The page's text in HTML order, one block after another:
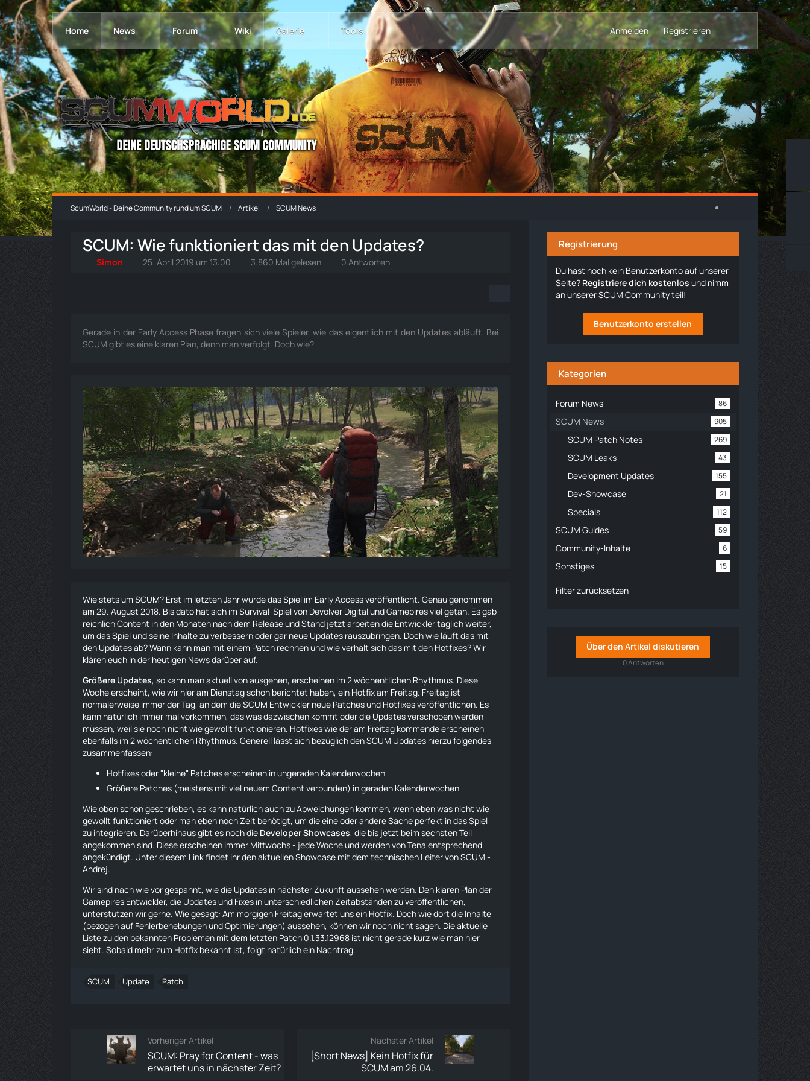
Home News Forum Wiki Galerie Tools Anmelden Registrieren
ScumWorld - Deine Community rund um SCUM Artikel SCUM News
SCUM: Wie funktioniert das mit den Updates?
Simon 25. April 2019 um 13:00 3.860 Mal gelesen 0 Antworten
Gerade in der Early Access Phase fragen sich viele Spieler, wie das eigentlich mit den Updates abläuft. Bei
SCUM gibt es eine klaren Plan, denn man verfolgt. Doch wie?
Wie stets um SCUM? Erst im letzten Jahr wurde das Spiel im Early Access veröffentlicht. Genau genommen
am 29. August 2018. Bis dato hat sich imSurvival-Spiel von Devolver Digital und Gamepires viel getan. Es gab
reichlich Content in den Monaten nach dem Release und Stand jetzt arbeiten die Entwickler täglich weiter,
um das Spiel und seine Inhalte zu verbessern oder gar neue Updates rauszubringen. Doch wie läuft das mit
den Updates ab? Wann kann man mit einem Patch rechnen und wie verhält sich das mit den Hotfixes? Wir
klären euch in der heutigen News darüber auf.
Größere Updates, so kann man aktuell von ausgehen, erscheinen im 2 wöchentlichen Rhythmus. Diese
Woche erscheint,wie wir hier am Dienstag schon berichtet haben, ein Hotfix am Freitag. Freitag ist
normalerweise immer der Tag, an dem die SCUM Entwickler neue Patches und Hotfixes veröffentlichen. Es
kann natürlich immer mal vorkommen, das was dazwischen kommt oder die Updates verschoben werden
müssen, weil sie noch nicht wie gewollt funktionieren. Hotfixes wie der am Freitag kommende erscheinen
ebenfalls im 2 wöchentlichen Rhythmus. Generell lässt sich bezüglich den SCUM Updates hierzu folgendes
zusammenfassen:
Hotfixes oder "kleine" Patches erscheinen in ungeraden Kalenderwochen
Größere Patches (meistens mit viel neuem Content verbunden) in geraden Kalenderwochen
Wie oben schon geschrieben, es kann natürlich auch zu Abweichungen kommen, wenn eben was nicht wie
gewollt funktioniert oder man eben noch Zeit benötigt, um die eine oder andere Sache perfekt in das Spiel
zu integrieren. Darüberhinaus gibt es noch die Developer Showcases, die bis jetzt beim sechsten Teil
angekommen sind. Diese erscheinen immer Mittwochs - jede Woche und werden von Tena entsprechend
angekündigt. Unter diesem Linkfindet ihr den aktuellen Showcase mit dem technischen Leiter von SCUM -
Andrej.
Wir sind nach wie vor gespannt, wie die Updates in nächster Zukunft aussehen werden. Den klaren Plan der
Gamepires Entwickler, die Updates und Fixes in unterschiedlichen Zeitabständen zu veröffentlichen,
unterstützen wir gerne. Wie gesagt: Am morgigen Freitag erwartet uns ein Hotfix. Doch wie dort die Inhalte
(bezogen auf Fehlerbehebungen und Optimierungen) aussehen, können wir noch nicht sagen. Die aktuelle
Liste zu den bekannten Problemen mit dem letzten Patch 0.1.33.12968 ist nicht gerade kurzwie man hier
sieht. Sobald mehr zum Hotfix bekannt ist, folgt natürlich ein Nachtrag.
SCUM Update Patch
Vorheriger Artikel
SCUM: Pray for Content - was
erwartet uns in nächster Zeit?
Nächster Artikel
[Short News] Kein Hotfix für
SCUM am 26.04.
Registrierung
Du hast noch kein Benutzerkonto auf unserer
Seite? Registriere dich kostenlos und nimm
an unserer SCUM Community teil!
Benutzerkonto erstellen
Kategorien
Forum News 86
SCUM News 905
SCUM Patch Notes 269
SCUM Leaks 43
Development Updates 155
Dev-Showcase 21
Specials 112
SCUM Guides 59
Community-Inhalte 6
Sonstiges 15
Filter zurücksetzen
Über den Artikel diskutieren
0 Antworten